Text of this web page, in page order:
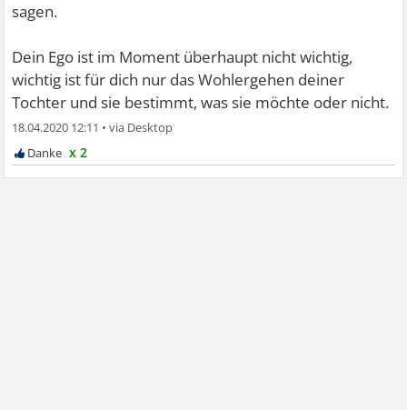
sagen.
Dein Ego ist im Moment überhaupt nicht wichtig,
wichtig ist für dich nur das Wohlergehen deiner
Tochter und sie bestimmt, was sie möchte oder nicht.
18.04.2020 12:11 •
x 2